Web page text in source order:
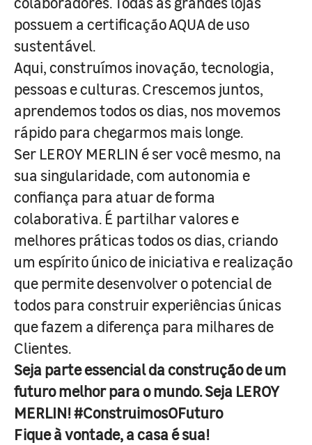
possuem a certificação AQUA de uso
sustentável.
Aqui, construímos inovação, tecnologia,
pessoas e culturas. Crescemos juntos,
aprendemos todos os dias, nos movemos
rápido para chegarmos mais longe.
Ser LEROY MERLIN é ser você mesmo, na
sua singularidade, com autonomia e
confiança para atuar de forma
colaborativa. É partilhar valores e
melhores práticas todos os dias, criando
um espírito único de iniciativa e realização
que permite desenvolver o potencial de
todos para construir experiências únicas
que fazem a diferença para milhares de
Clientes.
Seja parte essencial da construção de um
futuro melhor para o mundo. Seja LEROY
MERLIN! #ConstruimosOFuturo
Fique à vontade, a casa é sua!